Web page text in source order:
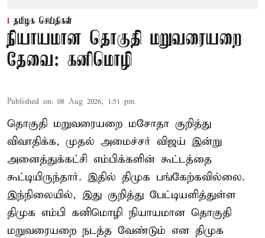
தமிழக செய்திகள்
நியாயமான தொகுதி மறுவரையறை
தேவை: கனிமொழி
Published on: 08 Aug 2026, 1:51 pm
தொகுதி மறுவரையறை மசோதா குறித்து
விவாதிக்க, முதல் அமைச்சர் விஜய் இன்று
அனைத்துக்கட்சி எம்பிக்களின் கூட்டத்தை
கூட்டியிருந்தார். இதில் திமுக பங்கேற்கவில்லை.
இந்நிலையில், இது குறித்து பேட்டியளித்துள்ள
திமுக எம்பி கனிமொழி நியாயமான தொகுதி
மறுவரையறை நடத்த வேண்டும் என திமுக